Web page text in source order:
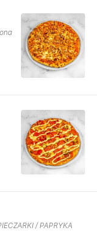
/ PAPRYKA